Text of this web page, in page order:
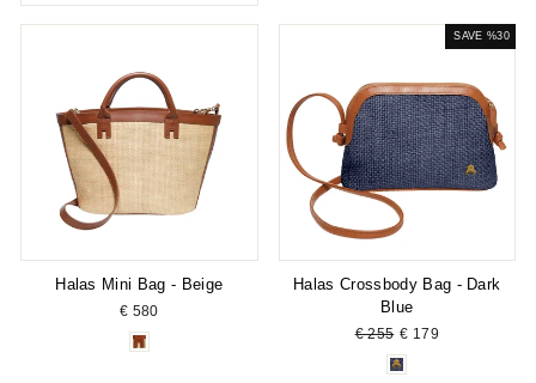
Halas Mini Bag - Beige
€ 580
SAVE %30
Halas Crossbody Bag - Dark
Blue
Regular
price
€ 255 Sale
price
€ 179